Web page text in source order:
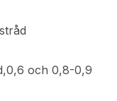
och 0,8-0,9